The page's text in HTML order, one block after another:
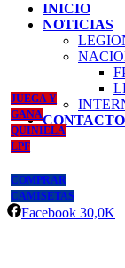
INICIO
NOTICIAS
CONTACTO
JUEGA Y
GANA
QUINIELA
LPF
COMPRAR
CAMISETAS
Facebook 30,0K